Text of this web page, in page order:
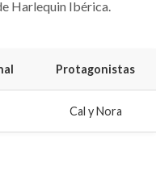
Harlequin Ibérica.
Protagonistas
Cal y Nora